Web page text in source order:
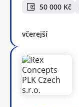
50 000 Kč
včerejší